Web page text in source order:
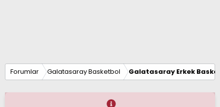
Forumlar Galatasaray Basketbol Galatasaray Erkek